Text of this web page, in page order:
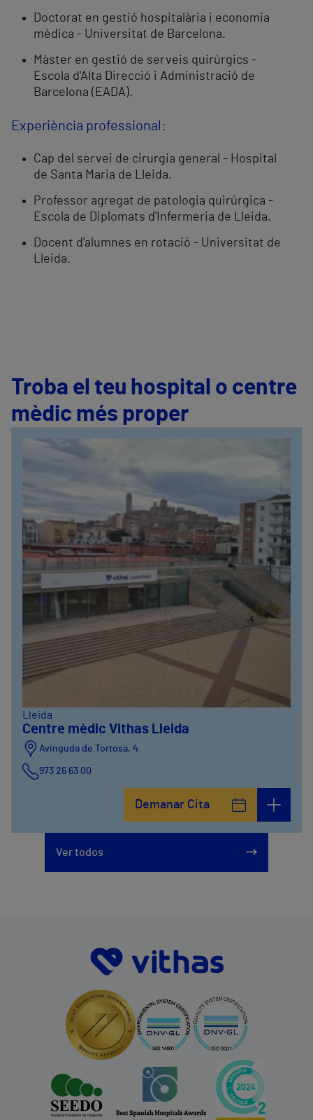
Doctorat en gestió hospitalària i economia
mèdica - Universitat de Barcelona.
Màster en gestió de serveis quirúrgics -
Escola d'Alta Direcció i Administració de
Barcelona (EADA).
Experiència professional:
Cap del servei de cirurgia general - Hospital
de Santa Maria de Lleida.
Professor agregat de patologia quirúrgica -
Escola de Diplomats d'Infermeria de Lleida.
Docent d'alumnes en rotació - Universitat de
Lleida.
Troba el teu hospital o centre
mèdic més proper
Lleida
Centre mèdic Vithas Lleida
Avinguda de Tortosa, 4
973 26 63 00
Demanar Cita
Ver todos